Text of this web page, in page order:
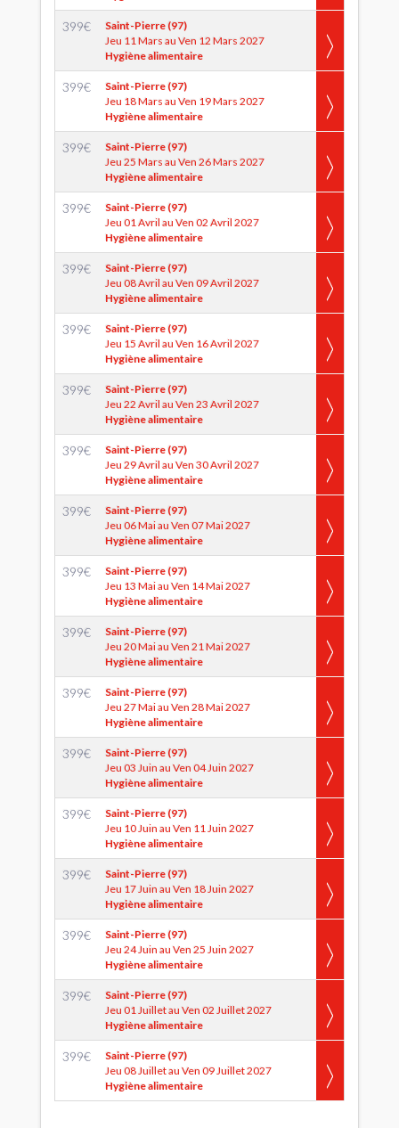
399€
Saint-Pierre (97)
Jeu 11 Mars au Ven 12 Mars 2027
Hygiène alimentaire
399€
Saint-Pierre (97)
Jeu 18 Mars au Ven 19 Mars 2027
Hygiène alimentaire
399€
Saint-Pierre (97)
Jeu 25 Mars au Ven 26 Mars 2027
Hygiène alimentaire
399€
Saint-Pierre (97)
Jeu 01 Avril au Ven 02 Avril 2027
Hygiène alimentaire
399€
Saint-Pierre (97)
Jeu 08 Avril au Ven 09 Avril 2027
Hygiène alimentaire
399€
Saint-Pierre (97)
Jeu 15 Avril au Ven 16 Avril 2027
Hygiène alimentaire
399€
Saint-Pierre (97)
Jeu 22 Avril au Ven 23 Avril 2027
Hygiène alimentaire
399€
Saint-Pierre (97)
Jeu 29 Avril au Ven 30 Avril 2027
Hygiène alimentaire
399€
Saint-Pierre (97)
Jeu 06 Mai au Ven 07 Mai 2027
Hygiène alimentaire
399€
Saint-Pierre (97)
Jeu 13 Mai au Ven 14 Mai 2027
Hygiène alimentaire
399€
Saint-Pierre (97)
Jeu 20 Mai au Ven 21 Mai 2027
Hygiène alimentaire
399€
Saint-Pierre (97)
Jeu 27 Mai au Ven 28 Mai 2027
Hygiène alimentaire
399€
Saint-Pierre (97)
Jeu 03 Juin au Ven 04 Juin 2027
Hygiène alimentaire
399€
Saint-Pierre (97)
Jeu 10 Juin au Ven 11 Juin 2027
Hygiène alimentaire
399€
Saint-Pierre (97)
Jeu 17 Juin au Ven 18 Juin 2027
Hygiène alimentaire
399€
Saint-Pierre (97)
Jeu 24 Juin au Ven 25 Juin 2027
Hygiène alimentaire
399€
Saint-Pierre (97)
Jeu 01 Juillet au Ven 02 Juillet 2027
Hygiène alimentaire
399€
Saint-Pierre (97)
Jeu 08 Juillet au Ven 09 Juillet 2027
Hygiène alimentaire